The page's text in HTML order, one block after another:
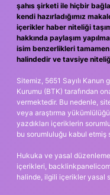
şahıs şirketi ile hiçbir
kendi hazırladığımız
içerikler haber niteliği
hakkında paylaşım
isim benzerlikleri
halindedir ve tavsiye
Sitemiz, 5651 Sayılı
Kurumu (BTK) tarafından
vermektedir. Bu nedenle,
veya araştırma
yazdıkları içeriklerin
bu sorumluluğu kabul etmiş
Hukuka ve yasal
içerikleri,
halinde, ilgili içerikler yasal